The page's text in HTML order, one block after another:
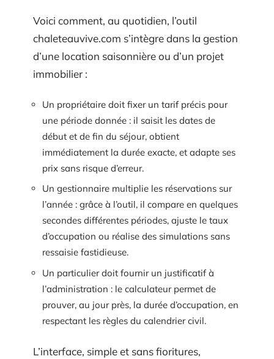
Voici comment, au quotidien, l’outil
chaleteauvive.com s’intègre dans la gestion
d’une location saisonnière ou d’un projet
immobilier :
Un propriétaire doit fixer un tarif précis pour
une période donnée : il saisit les dates de
début et de fin du séjour, obtient
immédiatement la durée exacte, et adapte ses
prix sans risque d’erreur.
Un gestionnaire multiplie les réservations sur
l’année : grâce à l’outil, il compare en quelques
secondes différentes périodes, ajuste le taux
d’occupation ou réalise des simulations sans
ressaisie fastidieuse.
Un particulier doit fournir un justificatif à
l’administration : le calculateur permet de
prouver, au jour près, la durée d’occupation, en
respectant les règles du calendrier civil.
L’interface, simple et sans fioritures,